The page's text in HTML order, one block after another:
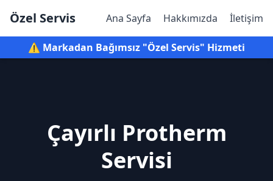
Özel Servis Ana Sayfa Hakkımızda İletişim
⚠️ Markadan Bağımsız "Özel Servis" Hizmeti
Çayırlı Protherm
Servisi